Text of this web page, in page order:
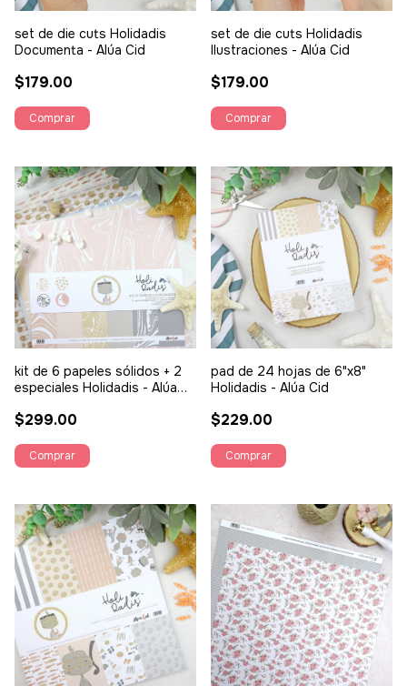
set de die cuts Holidadis
Documenta - Alúa Cid
$179.00
set de die cuts Holidadis
Ilustraciones - Alúa Cid
$179.00
kit de 6 papeles sólidos + 2
especiales Holidadis - Alúa
$299.00
pad de 24 hojas de 6"x8"
Holidadis - Alúa Cid
$229.00